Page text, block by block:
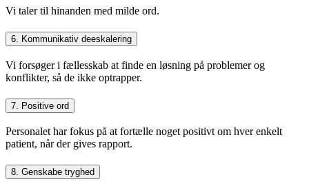
Vi taler til hinanden med milde ord.
6. Kommunikativ deeskalering
Vi forsøger i fællesskab at finde en løsning på problemer og
konflikter, så de ikke optrapper.
7. Positive ord
Personalet har fokus på at fortælle noget positivt om hver enkelt
patient, når der gives rapport.
8. Genskabe tryghed